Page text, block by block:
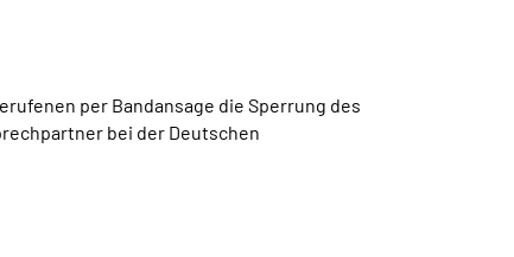
per Bandansage die Sperrung des
bei der Deutschen